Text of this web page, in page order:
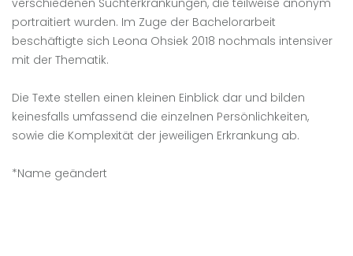
portraitiert wurden. Im Zuge der Bachelorarbeit
beschäftigte sich Leona Ohsiek 2018 nochmals intensiver
mit der Thematik.
Die Texte stellen einen kleinen Einblick dar und bilden
keinesfalls umfassend die einzelnen Persönlichkeiten,
sowie die Komplexität der jeweiligen Erkrankung ab.
*Name geändert